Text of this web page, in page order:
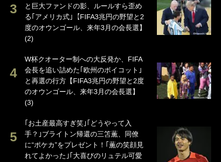
と巨大ファンドの影、ルールすら歪め
る｢アメリカ式｣【FIFA3兆円の野望と2
度のオウンゴール、来年3月の会長選】
(2)
W杯クオーター制への大反発か、FIFA
会長を追い詰めた｢欧州のボイコット｣
と再選の行方【FIFA3兆円の野望と2度
のオウンゴール、来年3月の会長選】
(3)
｢お土産最高すぎ笑｣｢どうやって入
手？｣ブライトン帰還の三笘薫、同僚
に“ポケカ”をプレゼント！｢薫の笑顔見
れてよかった｣｢大喜びのリュテル可愛